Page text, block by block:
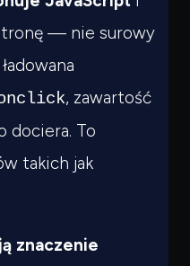
— nie surowy
, zawartość
To
takich jak
znaczenie